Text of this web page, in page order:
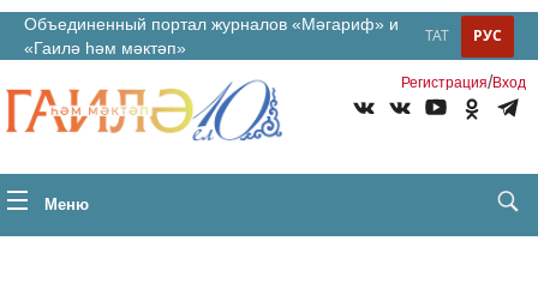
Объединенный портал журналов «Мәгариф» и
«Гаилә һәм мәктәп»
РУС
ТАТ
Регистрация/Вход
Меню